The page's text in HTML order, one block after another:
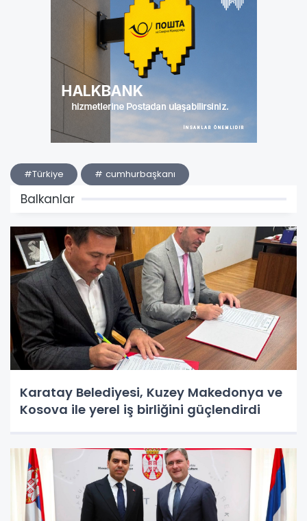
#Türkiye # cumhurbaşkanı
Balkanlar
Karatay Belediyesi, Kuzey Makedonya ve
Kosova ile yerel iş birliğini güçlendirdi